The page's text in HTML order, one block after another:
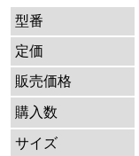
型番
定価
販売価格
購入数
サイズ